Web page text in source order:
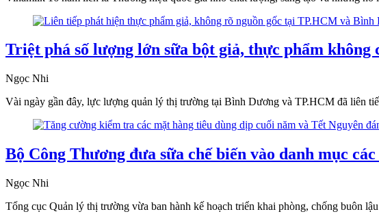
Triệt phá số lượng lớn sữa bột giả, thực phẩm
Ngọc Nhi
Vài ngày gần đây, lực lượng quản lý thị trường tại Bình Dương và TP.HCM đã liên
Bộ Công Thương đưa sữa chế biến vào danh mục
Ngọc Nhi
Tổng cục Quản lý thị trường vừa ban hành kế hoạch triển khai phòng, chống buôn